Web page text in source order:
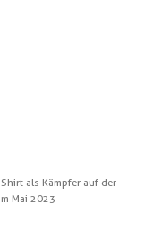
als Kämpfer auf der
Mai 2023